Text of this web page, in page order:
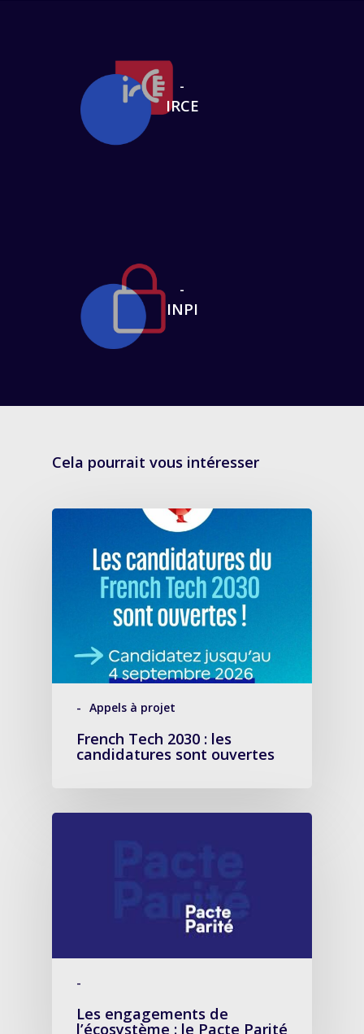
-
IRCE
-
INPI
Cela pourrait vous intéresser
- Appels à projet
French Tech 2030 : les
candidatures sont ouvertes
-
Les engagements de
l’écosystème : le Pacte Parité